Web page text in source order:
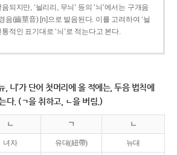
되지만, ‘늴리리, 무늬’ 등의 ‘늬’에서는 구개음
음(齒莖音) [n]으로 발음된다. 이를 고려하여 ‘늴
적인 표기대로 ‘늬’로 적는다고 본다.
, 니’가 단어 첫머리에 올 적에는, 두음 법칙에
다. (ㄱ을 취하고, ㄴ을 버림.)
ㄴ ㄱ ㄴ
녀자 유대(紐帶) 뉴대